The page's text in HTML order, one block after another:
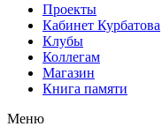
Проекты
Кабинет Курбатова
Клубы
Коллегам
Магазин
Книга памяти
Меню